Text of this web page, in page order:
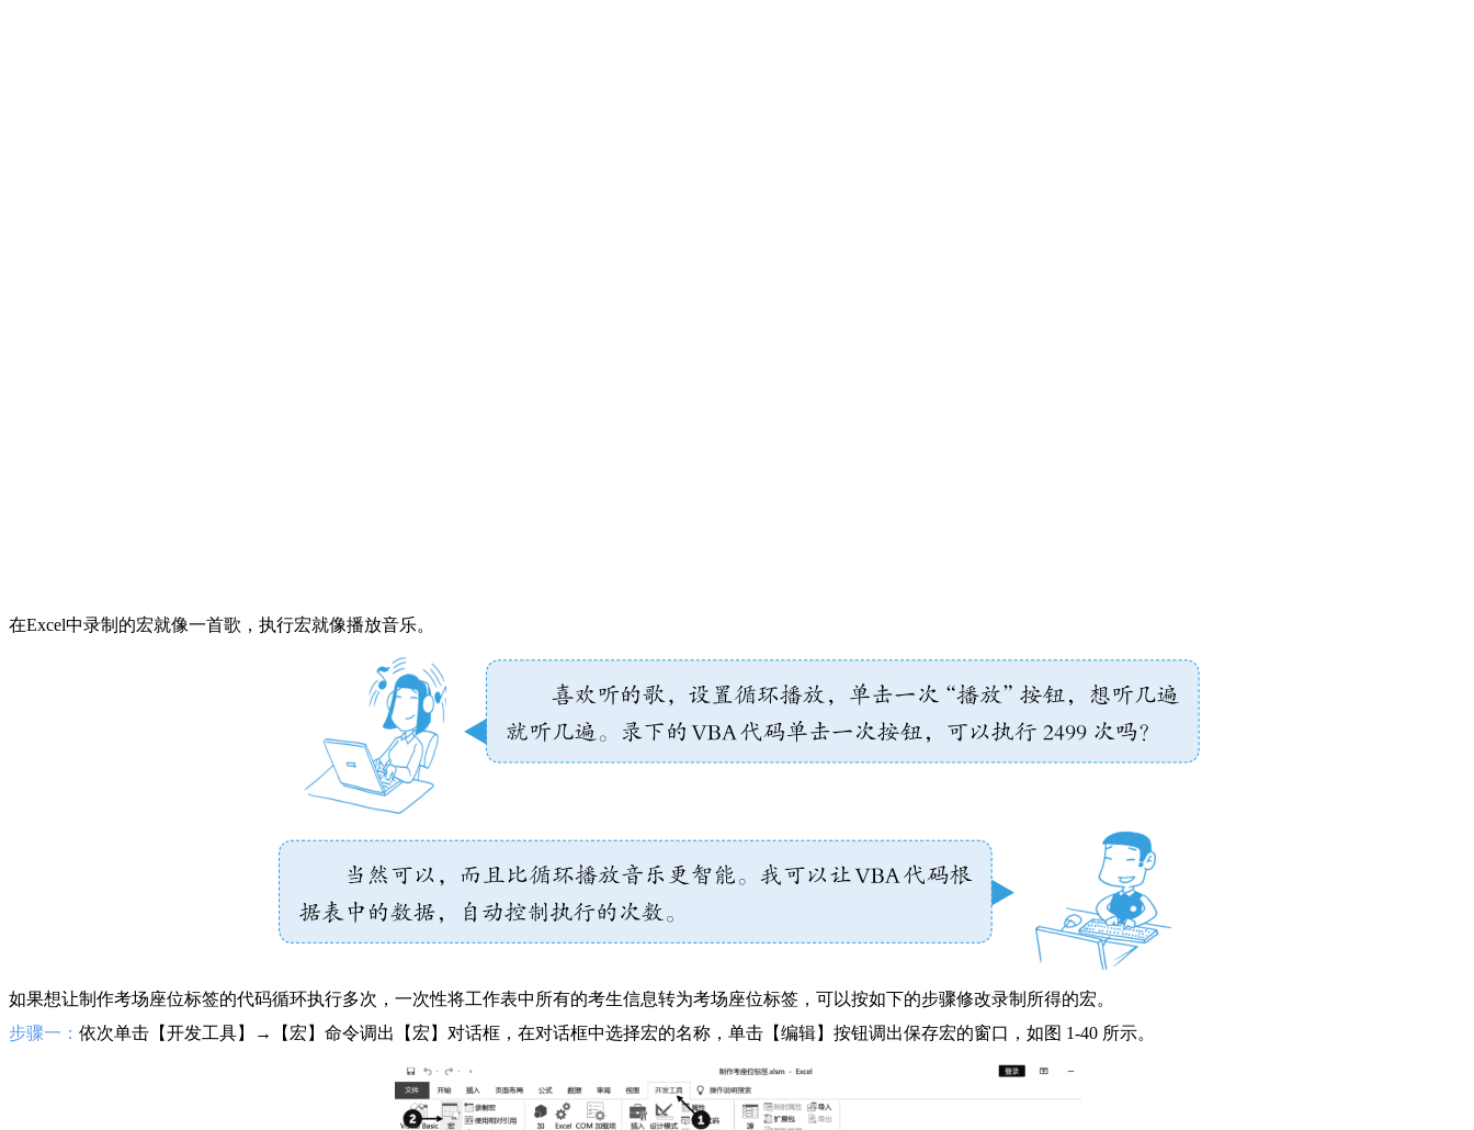
在Excel中录制的宏就像一首歌，执行宏就像播放音乐。
如果想让制作考场座位标签的代码循环执行多次，一次性将工作表中所有的考生信息转为考场座位标签，可以按如下的步骤修改录制所得的宏。
步骤一： 依次单击【开发工具】→【宏】命令调出【宏】对话框，在对话框中选择宏的名称，单击【编辑】按钮调出保存宏的窗口，如图 1-40 所示。